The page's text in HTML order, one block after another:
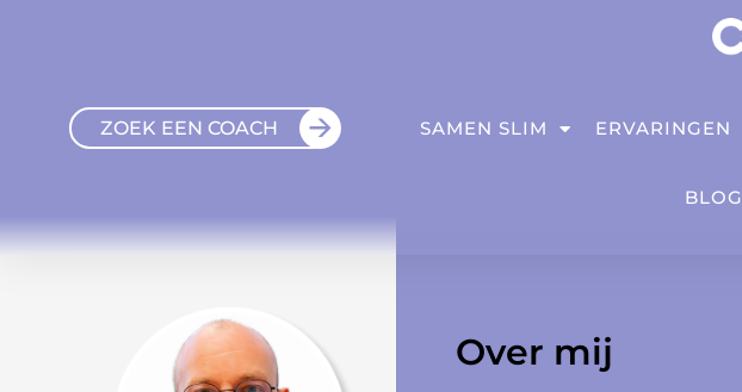
ZOEK EEN COACH SAMEN SLIM ERVARINGEN
BLOG
Over mij